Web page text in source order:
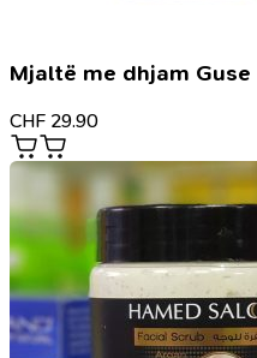
Mjaltë me dhjam Guse
CHF 29.90